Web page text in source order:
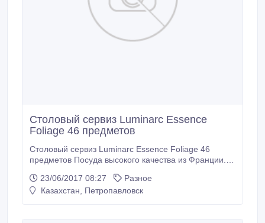
Столовый сервиз Luminarc Essence
Foliage 46 предметов
Столовый сервиз Luminarc Essence Foliage 46
предметов Посуда высокого качества из Франции.
столовый Luminarс. - Посуда не впитывает запахи и
легко моется. - Цвет и рисунки не тускнеют даже
23/06/2017 08:27
Разное
Казахстан, Петропавловск